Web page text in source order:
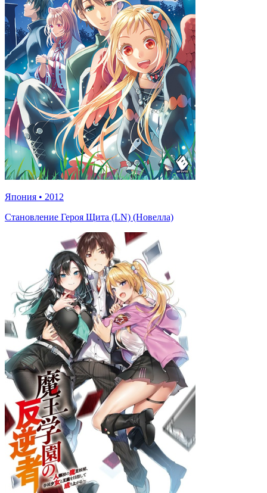
Япония • 2012
Становление Героя Щита (LN) (Новелла)